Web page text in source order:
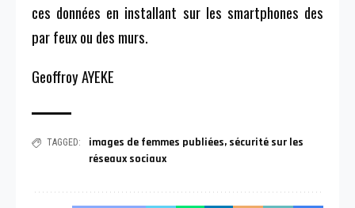
ces données en installant sur les smartphones des
par feux ou des murs.
Geoffroy AYEKE
TAGGED: images de femmes publiées, sécurité sur les
réseaux sociaux